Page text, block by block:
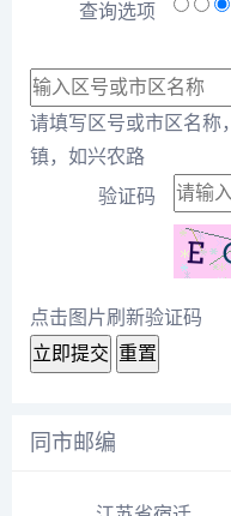
查询选项
请填写区号或市区名称
镇，如兴农路
验证码
点击图片刷新验证码
立即提交 重置
同市邮编